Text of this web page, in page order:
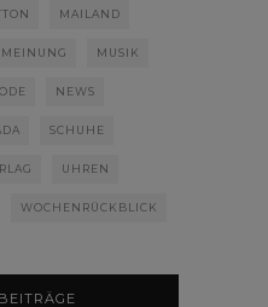
MAILAND
MEINUNG MUSIK
NEWS
SCHUHE
UHREN
WOCHENRÜCKBLICK